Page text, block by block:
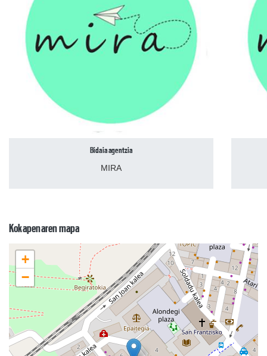
Bidaia agentzia
MIRA
Kokapenaren mapa
+
−